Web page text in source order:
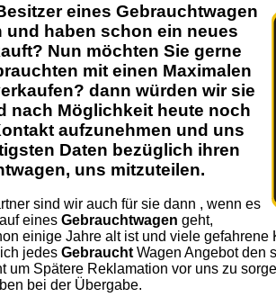
eines Gebrauchtwagen
und haben schon ein neues
Nun möchten Sie gerne
mit einen Maximalen
dann würden wir sie
nach Möglichkeit heute noch
aufzunehmen und uns
Daten bezüglich ihren
, uns mitzuteilen.
sind wir auch für sie dann , wenn es
eines Gebrauchtwagen geht,
einige Jahre alt ist und viele
jedes Gebraucht Wagen Angebot den
um Spätere Reklamation vor uns zu
bei der Übergabe.